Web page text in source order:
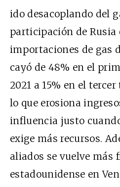
ido desacoplando del
participación de Rusia
importaciones de gas
cayó de 48% en el
2021 a 15% en el
lo que erosiona
influencia justo
exige más recursos.
aliados se vuelve más
estadounidense en